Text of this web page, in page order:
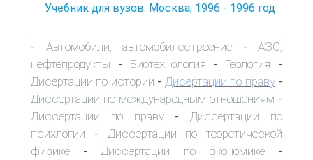
Учебник для вузов. Москва, 1996 - 1996 год
- Автомобили, автомобилестроение - АЗС,
нефтепродукты - Биотехнология - Геология -
Дисертации по истории - Дисертации по праву-
Диссертации по международным отношениям -
Диссертации по праву- Диссертации по
психлогии - Диссертации по теоретической
физике - Диссертации по экономике-